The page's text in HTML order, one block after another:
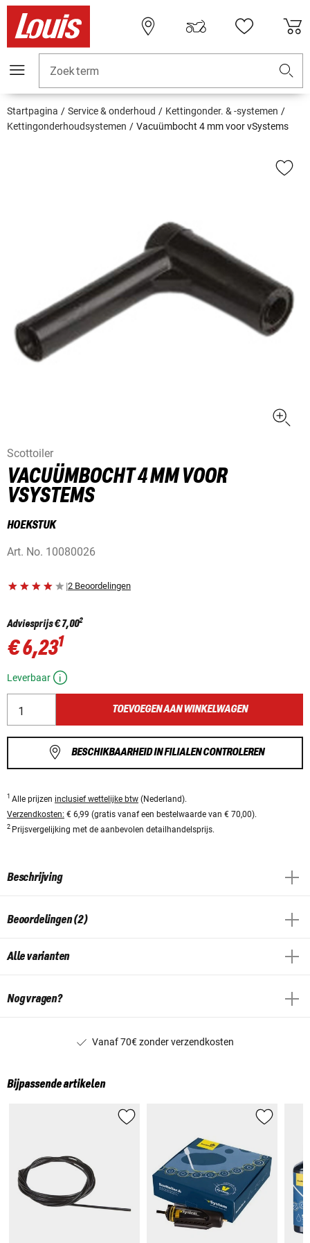
Zoekterm
Startpagina Service & onderhoud
Kettingonder. & -systemen
Kettingonderhoudsystemen
Vacuümbocht 4 mm voor vSystems
Scottoiler
VACUÜMBOCHT 4 MM VOOR
VSYSTEMS
HOEKSTUK
Art. No. 10080026
|2 Beoordelingen
Adviesprijs€ 7,002
€ 6,231
Leverbaar
TOEVOEGEN AAN WINKELWAGEN
BESCHIKBAARHEID IN FILIALEN CONTROLEREN
1 Alle prijzen inclusief wettelijke btw (Nederland).
Verzendkosten: € 6,99 (gratis vanaf een bestelwaarde van € 70,00).
2 Prijsvergelijking met de aanbevolen detailhandelsprijs.
Beschrijving
Beoordelingen (2)
Alle varianten
Nog vragen?
Vanaf 70€ zonder verzendkosten
Bijpassende artikelen